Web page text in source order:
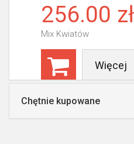
256.00 zł
Mix Kwiatów
Więcej
Chętnie kupowane